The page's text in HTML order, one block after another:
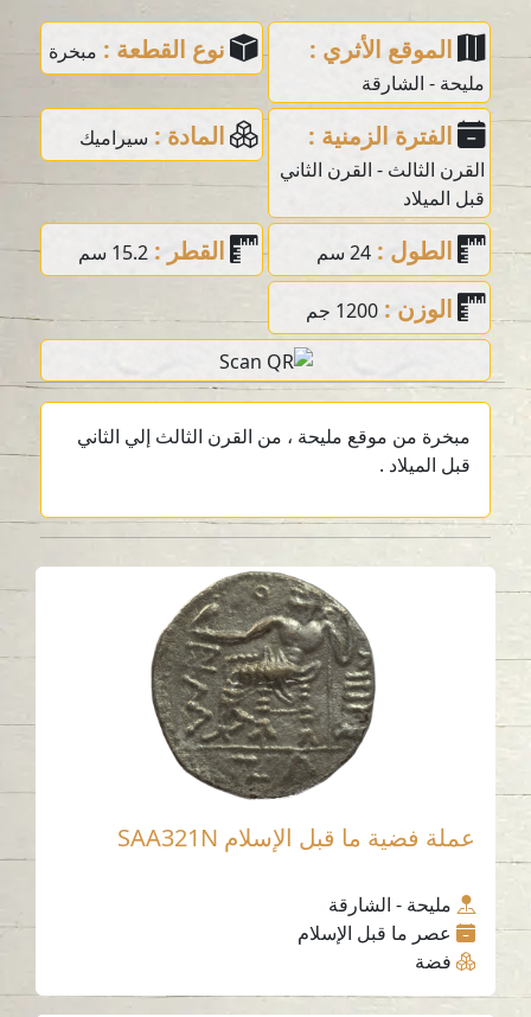
الموقع الأثري :
مليحة - الشارقة
نوع القطعة : مبخرة
الفترة الزمنية :
القرن الثالث - القرن الثاني
قبل الميلاد
المادة : سيراميك
الطول : 24 سم القطر : 15.2 سم
الوزن : 1200 جم
مبخرة من موقع مليحة ، من القرن الثالث إلي الثاني
قبل الميلاد .
عملة فضية ما قبل الإسلام SAA321N
مليحة - الشارقة
عصر ما قبل الإسلام
فضة